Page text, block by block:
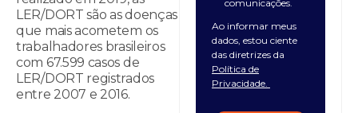
LER/DORT são as doenças
que mais acometem os
trabalhadores brasileiros
com 67.599 casos de
LER/DORT registrados
entre 2007 e 2016.
comunicações.
Ao informar meus
dados, estou ciente
das diretrizes da
Política de
Privacidade.